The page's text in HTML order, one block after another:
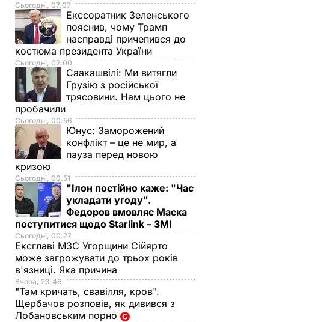
Сьогодні, 07.07
Екссоратник Зеленського
пояснив, чому Трамп
насправді причепився до
костюма президента України
Сьогодні, 02.00
Саакашвілі: Ми витягли
Грузію з російської
трясовини. Нам цього не
пробачили
Сьогодні, 00.56
Юнус: Заморожений
конфлікт – це не мир, а
пауза перед новою
кризою
Сьогодні, 00.51
"Ілон постійно каже: "Час
укладати угоду".
Федоров вмовляє Маска
поступитися щодо Starlink – ЗМІ
Сьогодні, 00.27
Ексглаві МЗС Угорщини Сійярто
може загрожувати до трьох років
в'язниці. Яка причина
Вчора, 23.46
"Там кричать, свавілля, кров".
Щербачов розповів, як дивився з
Лобановським порно